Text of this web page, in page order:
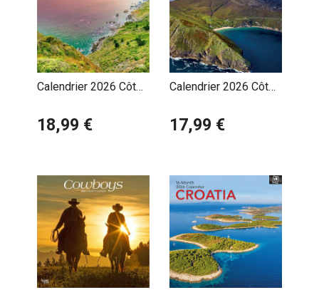
Calendrier 2026 Côte
18,99 €
Calendrier 2026 Côte
17,99 €